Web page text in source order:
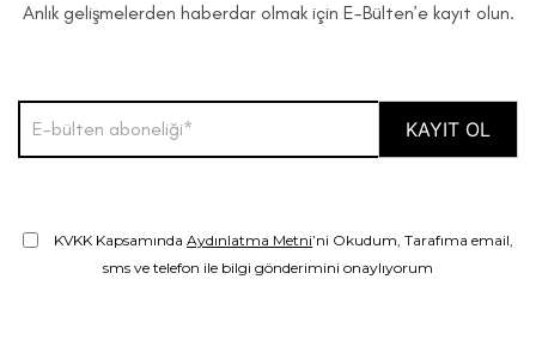
Anlık gelişmelerden haberdar olmak için E-Bülten’e kayıt olun.
KVKK Kapsamında Aydınlatma Metni’ni Okudum, Tarafıma email,
sms ve telefon ile bilgi gönderimini onaylıyorum